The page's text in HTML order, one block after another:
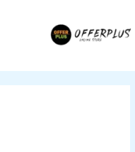
المحتوى